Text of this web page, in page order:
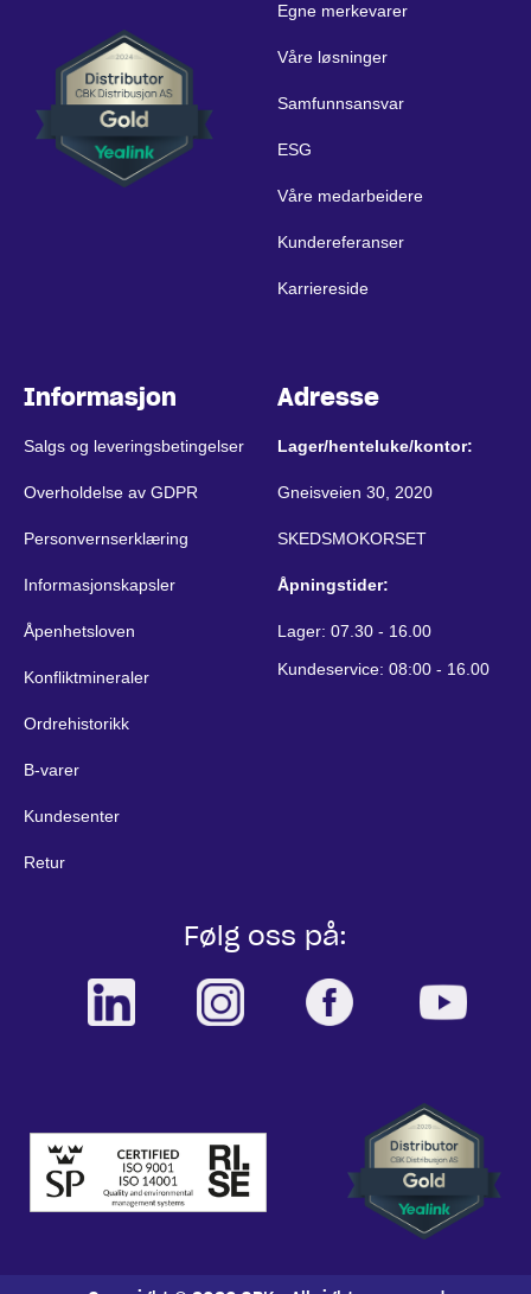
Egne merkevarer
Våre løsninger
Samfunnsansvar
ESG
Våre medarbeidere
Kundereferanser
Karriereside
Informasjon
Salgs og leveringsbetingelser
Overholdelse av GDPR
Personvernserklæring
Informasjonskapsler
Åpenhetsloven
Konfliktmineraler
Ordrehistorikk
B-varer
Kundesenter
Retur
Adresse
Lager/henteluke/kontor:
Gneisveien 30, 2020
SKEDSMOKORSET
Åpningstider:
Lager: 07.30 - 16.00
Kundeservice: 08:00 - 16.00
Følg oss på: